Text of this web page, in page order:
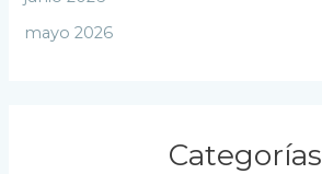
mayo 2026
Categorías